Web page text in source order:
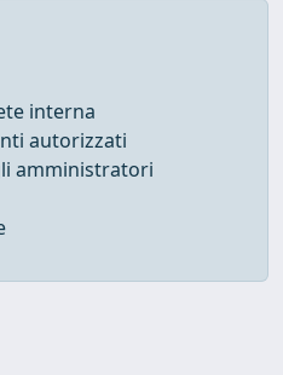
interna
autorizzati
amministratori